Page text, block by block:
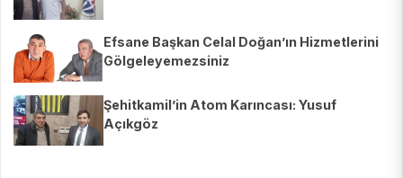
Efsane Başkan Celal Doğan’ın Hizmetlerini
Gölgeleyemezsiniz
Şehitkamil’in Atom Karıncası: Yusuf
Açıkgöz